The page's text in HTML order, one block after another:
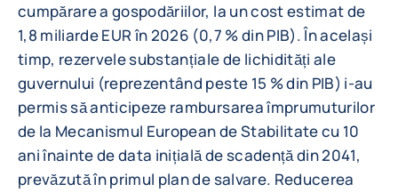
cumpărare a gospodăriilor, la un cost estimat de
1,8 miliarde EUR în 2026 (0,7 % din PIB). În același
timp, rezervele substanțiale de lichidități ale
guvernului (reprezentând peste 15 % din PIB) i-au
permis să anticipeze rambursarea împrumuturilor
de la Mecanismul European de Stabilitate cu 10
ani înainte de data inițială de scadență din 2041,
prevăzută în primul plan de salvare. Reducerea